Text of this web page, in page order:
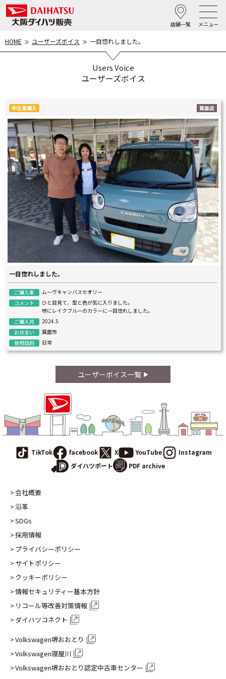
店舗一覧 メニュー
HOME ユーザーズボイス 一目惚れしました。
Users Voice
ユーザーズボイス
中古車購入 箕面店
一目惚れしました。
ご購入車
ムーヴキャンバスセオリー
コメント
ひと目見て、型と色が気に入りました。
特にレイクブルーのカラーに一目惚れしました。
ご購入月
2024.5
お住まい
箕面市
使用目的
日常
ユーザーボイス一覧
TikTok facebook X YouTube
Instagram
ダイハツポート
PDF archive
会社概要
沿革
SDGs
採用情報
プライバシーポリシー
サイトポリシー
クッキーポリシー
情報セキュリティー基本方針
リコール等改善対策情報
ダイハツコネクト
Volkswagen堺おおとり
Volkswagen寝屋川
Volkswagen堺おおとり認定中古車センター